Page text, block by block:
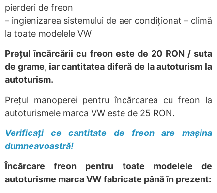
pierderi de freon
– ingienizarea sistemului de aer condiționat – climă
la toate modelele VW
Prețul încărcării cu freon este de 20 RON / suta
de grame, iar cantitatea diferă de la autoturism la
autoturism.
Prețul manoperei pentru încărcarea cu freon la
autoturismele marca VW este de 25 RON.
Verificați ce cantitate de freon are mașina
dumneavoastră!
Încărcare freon pentru toate modelele de
autoturisme marca VW fabricate până în prezent: